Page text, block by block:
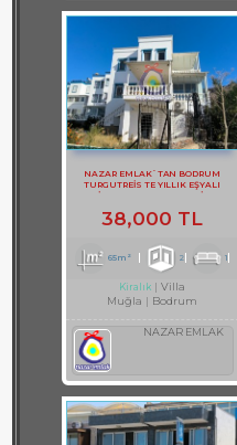
NAZAR EMLAK`TAN BODRUM
TURGUTREİS TE YILLIK EŞYALI
KİRALIK BAHÇE KATI DAİRE
38,000 TL
65m² 2 1
Kiralık
Villa
Muğla
Bodrum
NAZAR EMLAK